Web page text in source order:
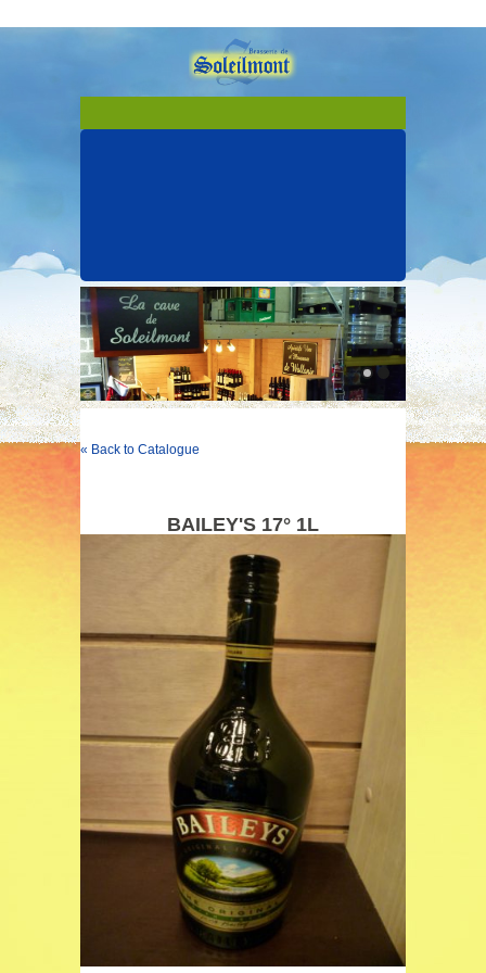
« Back to Catalogue
BAILEY'S 17° 1L